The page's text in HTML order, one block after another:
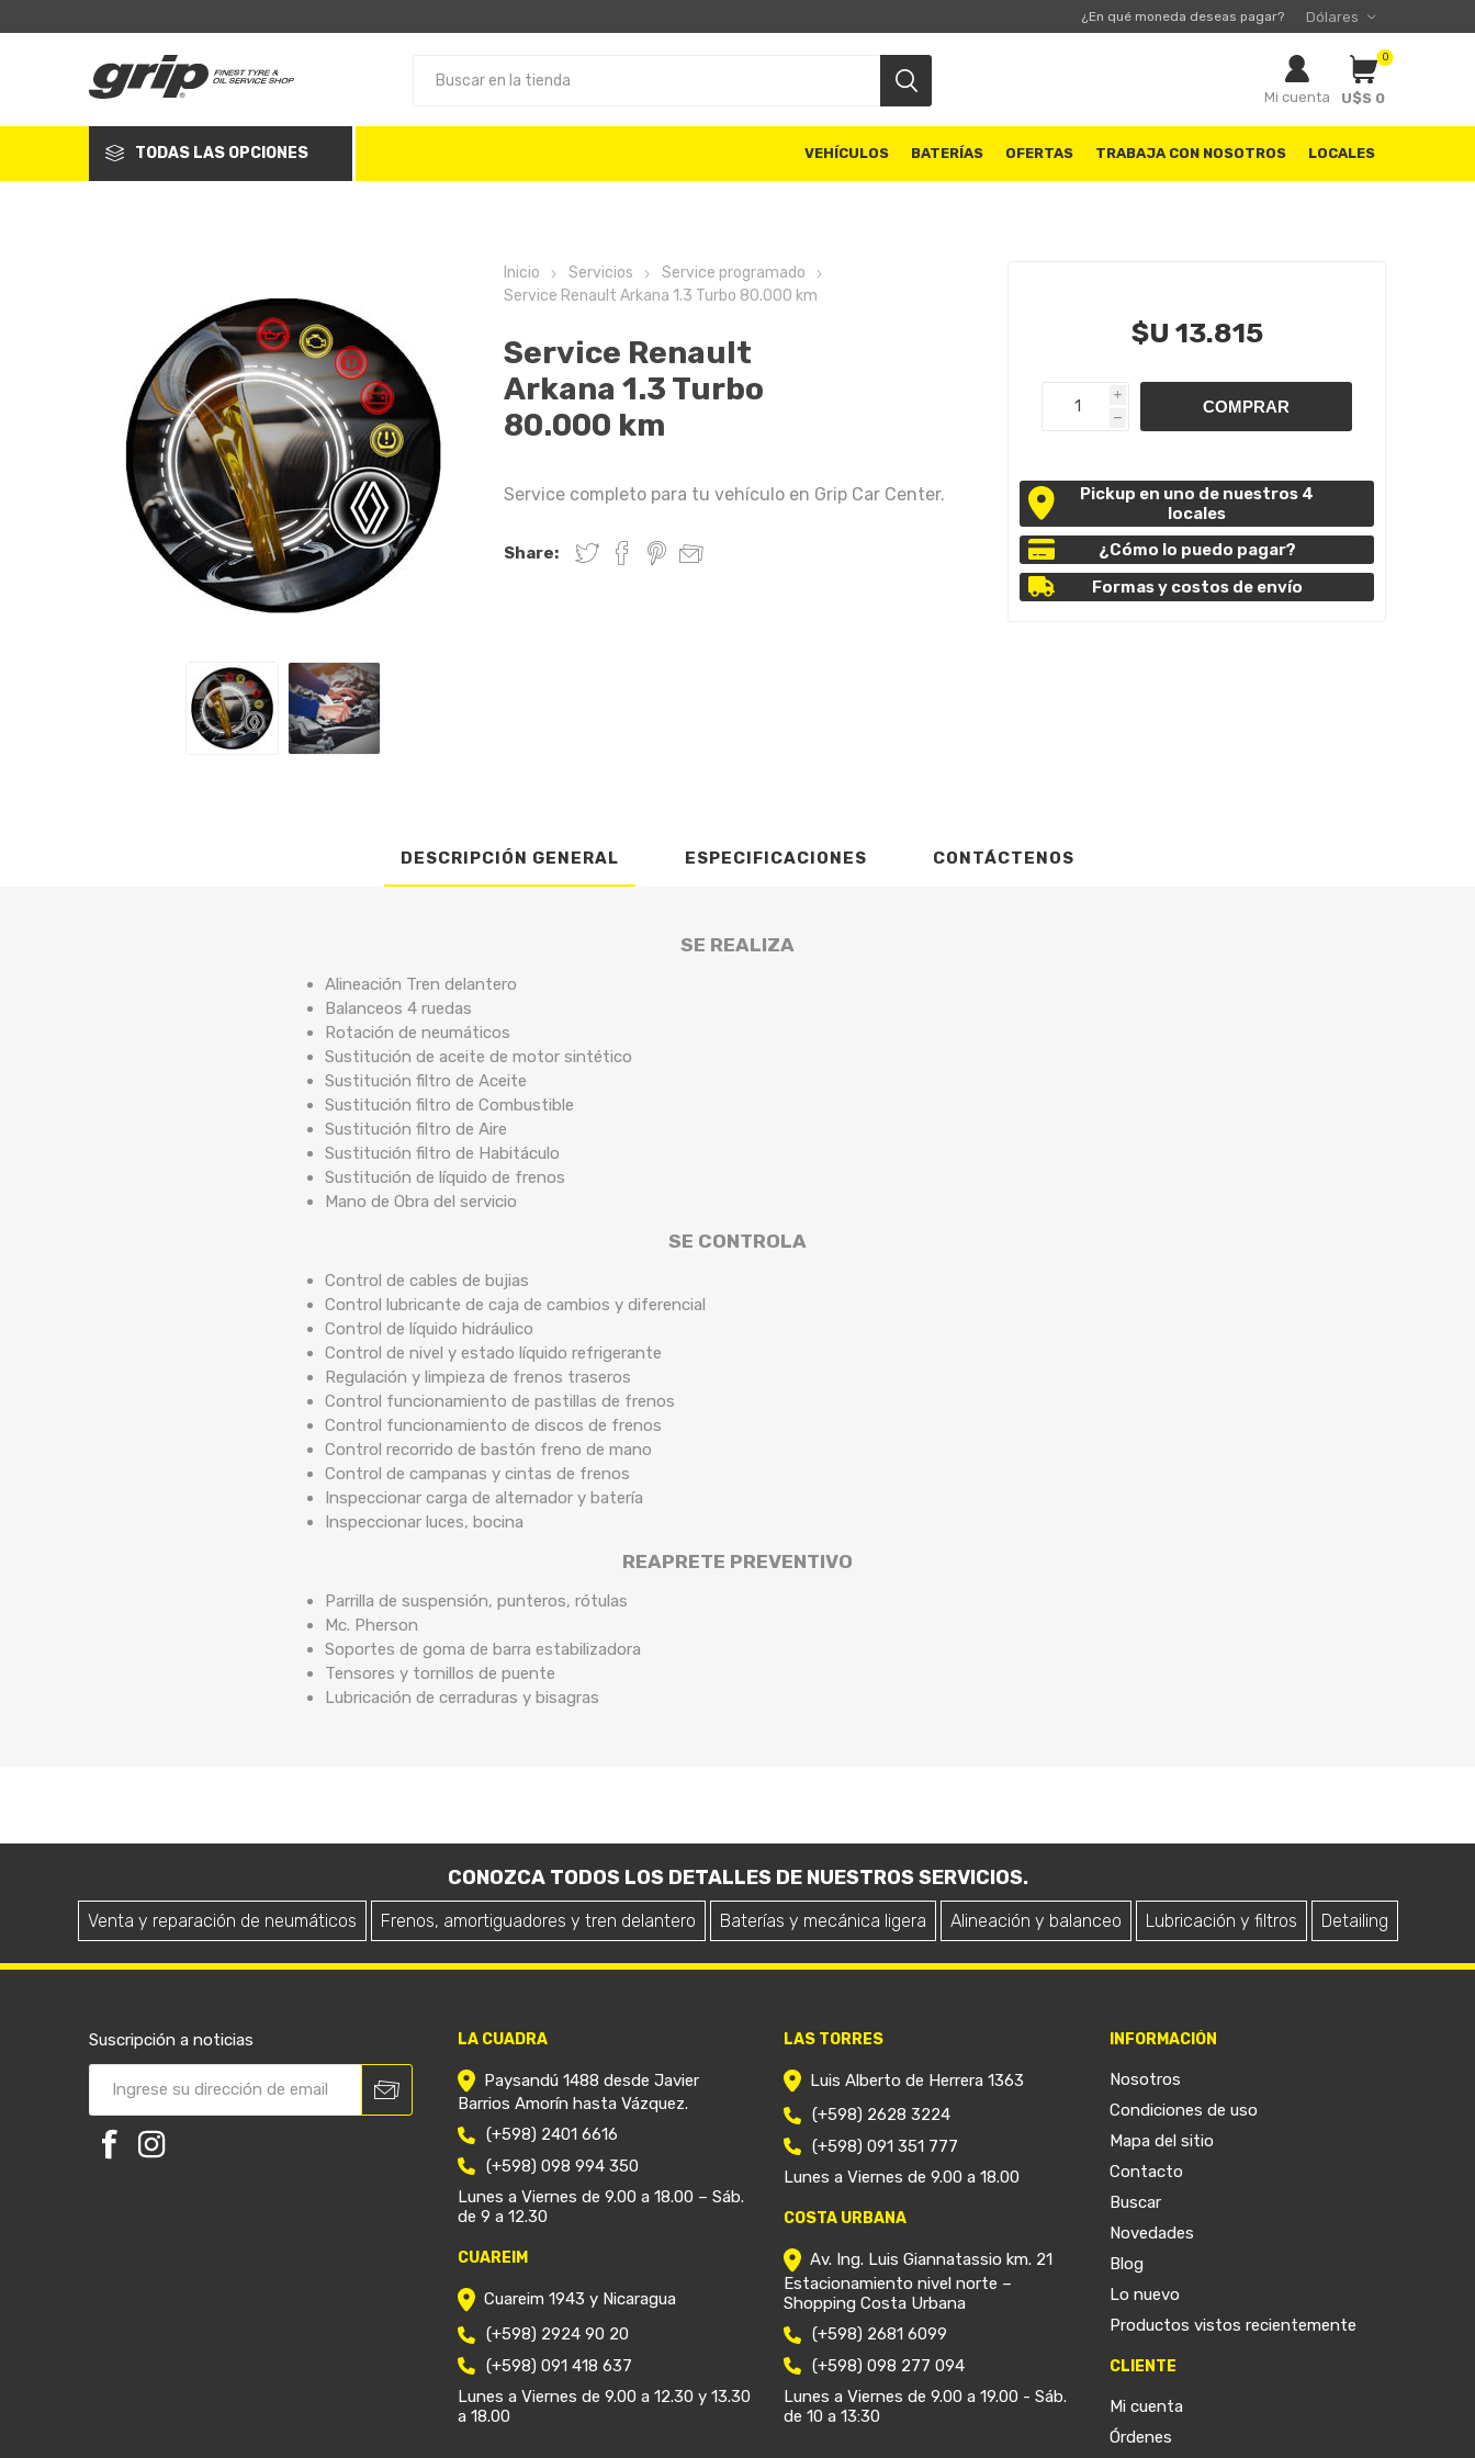
¿En qué moneda deseas pagar?
Mi cuenta
0
U$S 0
TODAS LAS OPCIONES VEHÍCULOS BATERÍAS OFERTAS TRABAJA CON NOSOTROS LOCALES
Inicio Servicios
Service programado
Service Renault Arkana 1.3 Turbo 80.000 km
Service Renault
Arkana 1.3 Turbo
80.000 km
Service completo para tu vehículo en Grip Car Center.
Share:
$U 13.815
i
h
Pickup en uno de nuestros 4
locales
¿Cómo lo puedo pagar?
Formas y costos de envío
DESCRIPCIÓN GENERAL ESPECIFICACIONES CONTÁCTENOS
SE REALIZA
Alineación Tren delantero
Balanceos 4 ruedas
Rotación de neumáticos
Sustitución de aceite de motor sintético
Sustitución filtro de Aceite
Sustitución filtro de Combustible
Sustitución filtro de Aire
Sustitución filtro de Habitáculo
Sustitución de líquido de frenos
Mano de Obra del servicio
SE CONTROLA
Control de cables de bujias
Control lubricante de caja de cambios y diferencial
Control de líquido hidráulico
Control de nivel y estado líquido refrigerante
Regulación y limpieza de frenos traseros
Control funcionamiento de pastillas de frenos
Control funcionamiento de discos de frenos
Control recorrido de bastón freno de mano
Control de campanas y cintas de frenos
Inspeccionar carga de alternador y batería
Inspeccionar luces, bocina
REAPRETE PREVENTIVO
Parrilla de suspensión, punteros, rótulas
Mc. Pherson
Soportes de goma de barra estabilizadora
Tensores y tornillos de puente
Lubricación de cerraduras y bisagras
CONOZCA TODOS LOS DETALLES DE NUESTROS SERVICIOS.
Venta y reparación de neumáticos Frenos, amortiguadores y tren delantero Baterías y mecánica ligera Alineación y balanceo Lubricación y filtros Detailing
Suscripción a noticias LA CUADRA
Paysandú 1488 desde Javier
Barrios Amorín hasta Vázquez.
(+598) 2401 6616
(+598) 098 994 350
Lunes a Viernes de 9.00 a 18.00 – Sáb.
de 9 a 12.30
CUAREIM
Cuareim 1943 y Nicaragua
(+598) 2924 90 20
(+598) 091 418 637
Lunes a Viernes de 9.00 a 12.30 y 13.30
a 18.00
LAS TORRES
Luis Alberto de Herrera 1363
(+598) 2628 3224
(+598) 091 351 777
Lunes a Viernes de 9.00 a 18.00
COSTA URBANA
Av. Ing. Luis Giannatassio km. 21
Estacionamiento nivel norte –
Shopping Costa Urbana
(+598) 2681 6099
(+598) 098 277 094
Lunes a Viernes de 9.00 a 19.00 - Sáb.
de 10 a 13:30
INFORMACIÓN
Nosotros
Condiciones de uso
Mapa del sitio
Contacto
Buscar
Novedades
Blog
Lo nuevo
Productos vistos recientemente
CLIENTE
Mi cuenta
Órdenes